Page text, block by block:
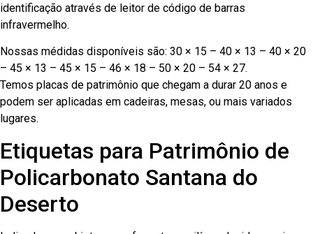
identificação através de leitor de código de barras
infravermelho.
Nossas médidas disponíveis são: 30 × 15 – 40 × 13 – 40 × 20
– 45 × 13 – 45 × 15 – 46 × 18 – 50 × 20 – 54 × 27.
Temos placas de patrimônio que chegam a durar 20 anos e
podem ser aplicadas em cadeiras, mesas, ou mais variados
lugares.
Etiquetas para Patrimônio de
Policarbonato Santana do
Deserto